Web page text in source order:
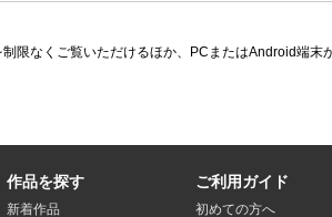
限なくご覧いただけるほか、PCまたはAndroid端
作品を探す
新着作品
ご利用ガイド
初めての方へ